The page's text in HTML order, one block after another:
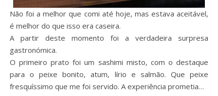
Não foi a melhor que comi até hoje, mas estava aceitável,
é melhor do que isso era caseira.
A partir deste momento foi a verdadeira surpresa
gastronómica.
O primeiro prato foi um sashimi misto, com o destaque
para o peixe bonito, atum, lírio e salmão. Que peixe
fresquíssimo que me foi servido. A experiência prometia…